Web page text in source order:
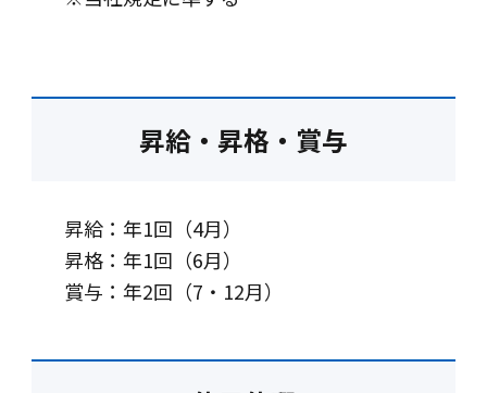
昇給・昇格・賞与
昇給：年1回（4月）
昇格：年1回（6月）
賞与：年2回（7・12月）